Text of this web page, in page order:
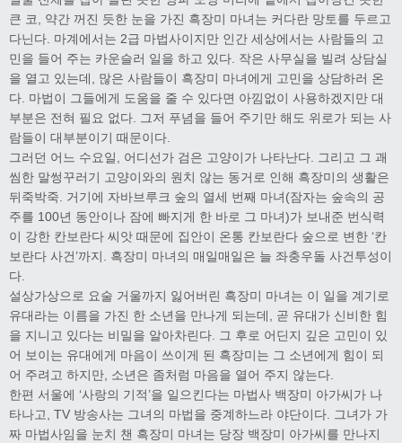
큰 코, 약간 꺼진 듯한 눈을 가진 흑장미 마녀는 커다란 망토를 두르고
다닌다. 마계에서는 2급 마법사이지만 인간 세상에서는 사람들의 고
민을 들어 주는 카운슬러 일을 하고 있다. 작은 사무실을 빌려 상담실
을 열고 있는데, 많은 사람들이 흑장미 마녀에게 고민을 상담하러 온
다. 마법이 그들에게 도움을 줄 수 있다면 아낌없이 사용하겠지만 대
부분은 전혀 필요 없다. 그저 푸념을 들어 주기만 해도 위로가 되는 사
람들이 대부분이기 때문이다.
그러던 어느 수요일, 어디선가 검은 고양이가 나타난다. 그리고 그 괘
씸한 말썽꾸러기 고양이와의 원치 않는 동거로 인해 흑장미의 생활은
뒤죽박죽. 거기에 자바브루크 숲의 열세 번째 마녀(잠자는 숲속의 공
주를 100년 동안이나 잠에 빠지게 한 바로 그 마녀)가 보내준 번식력
이 강한 칸보란다 씨앗 때문에 집안이 온통 칸보란다 숲으로 변한 ‘칸
보란다 사건’까지. 흑장미 마녀의 매일매일은 늘 좌충우돌 사건투성이
다.
설상가상으로 요술 거울까지 잃어버린 흑장미 마녀는 이 일을 계기로
유대라는 이름을 가진 한 소년을 만나게 되는데, 곧 유대가 신비한 힘
을 지니고 있다는 비밀을 알아차린다. 그 후로 어딘지 깊은 고민이 있
어 보이는 유대에게 마음이 쓰이게 된 흑장미는 그 소년에게 힘이 되
어 주려고 하지만, 소년은 좀처럼 마음을 열어 주지 않는다.
한편 서울에 ‘사랑의 기적’을 일으킨다는 마법사 백장미 아가씨가 나
타나고, TV 방송사는 그녀의 마법을 중계하느라 야단이다. 그녀가 가
짜 마법사임을 눈치 챈 흑장미 마녀는 당장 백장미 아가씨를 만나지